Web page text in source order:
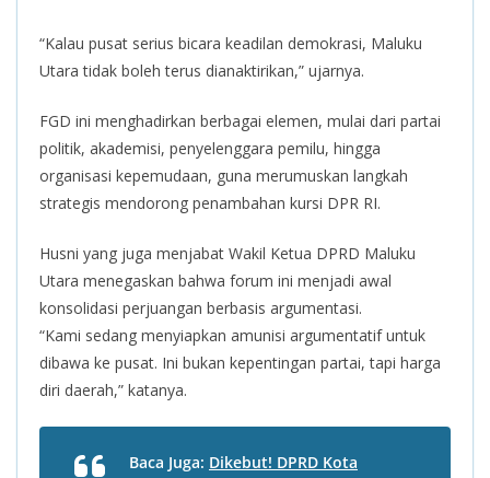
“Kalau pusat serius bicara keadilan demokrasi, Maluku
Utara tidak boleh terus dianaktirikan,” ujarnya.
FGD ini menghadirkan berbagai elemen, mulai dari partai
politik, akademisi, penyelenggara pemilu, hingga
organisasi kepemudaan, guna merumuskan langkah
strategis mendorong penambahan kursi DPR RI.
Husni yang juga menjabat Wakil Ketua DPRD Maluku
Utara menegaskan bahwa forum ini menjadi awal
konsolidasi perjuangan berbasis argumentasi.
“Kami sedang menyiapkan amunisi argumentatif untuk
dibawa ke pusat. Ini bukan kepentingan partai, tapi harga
diri daerah,” katanya.
Baca Juga: Dikebut! DPRD Kota